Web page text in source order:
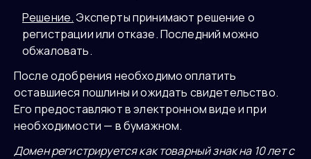
Решение. Эксперты принимают решение о
регистрации или отказе. Последний можно
обжаловать.
После одобрения необходимо оплатить
оставшиеся пошлины и ожидать свидетельство.
Его предоставляют в электронном виде и при
необходимости — в бумажном.
Домен регистрируется как товарный знак на 10 лет с